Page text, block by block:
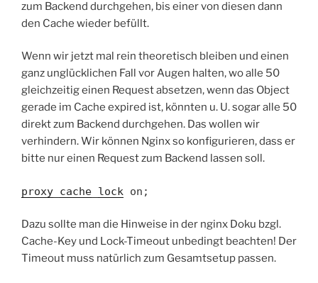
zum Backend durchgehen, bis einer von diesen dann
den Cache wieder befüllt.
Wenn wir jetzt mal rein theoretisch bleiben und einen
ganz unglücklichen Fall vor Augen halten, wo alle 50
gleichzeitig einen Request absetzen, wenn das Object
gerade im Cache expired ist, könnten u. U. sogar alle 50
direkt zum Backend durchgehen. Das wollen wir
verhindern. Wir können Nginx so konfigurieren, dass er
bitte nur einen Request zum Backend lassen soll.
proxy_cache_lock on;
Dazu sollte man die Hinweise in der nginx Doku bzgl.
Cache-Key und Lock-Timeout unbedingt beachten! Der
Timeout muss natürlich zum Gesamtsetup passen.